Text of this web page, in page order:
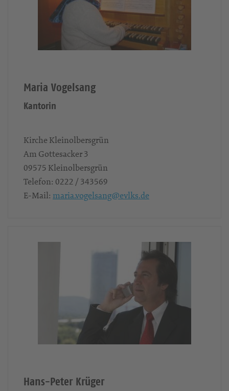
Maria Vogelsang
Kantorin
Kirche Kleinolbersgrün
Am Gottesacker 3
09575 Kleinolbersgrün
Telefon: 0222 / 343569
E-Mail: maria.vogelsang@evlks.de
Hans-Peter Krüger